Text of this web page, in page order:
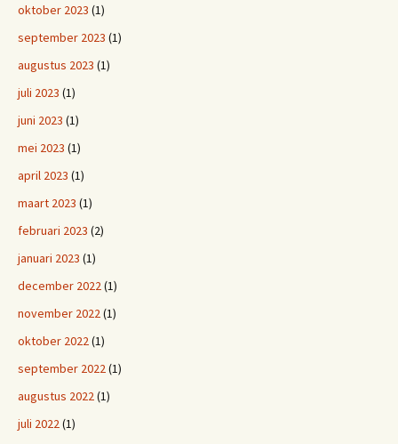
oktober 2023 (1)
september 2023 (1)
augustus 2023 (1)
juli 2023 (1)
juni 2023 (1)
mei 2023 (1)
april 2023 (1)
maart 2023 (1)
februari 2023 (2)
januari 2023 (1)
december 2022(1)
november 2022(1)
oktober 2022(1)
september 2022(1)
augustus 2022(1)
juli 2022(1)